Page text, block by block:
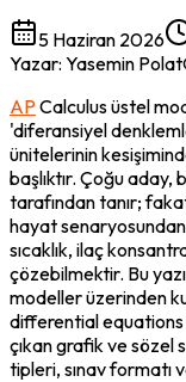
5 Haziran 2026
Yazar: Yasemin Polat
AP Calculus üstel
'diferansiyel
ünitelerinin
başlıktır. Çoğu
tarafından tanır;
hayat
sıcaklık, ilaç
çözebilmektir. Bu
modeller üzerinden
differential equations
çıkan grafik ve sözel
tipleri, sınav formatı